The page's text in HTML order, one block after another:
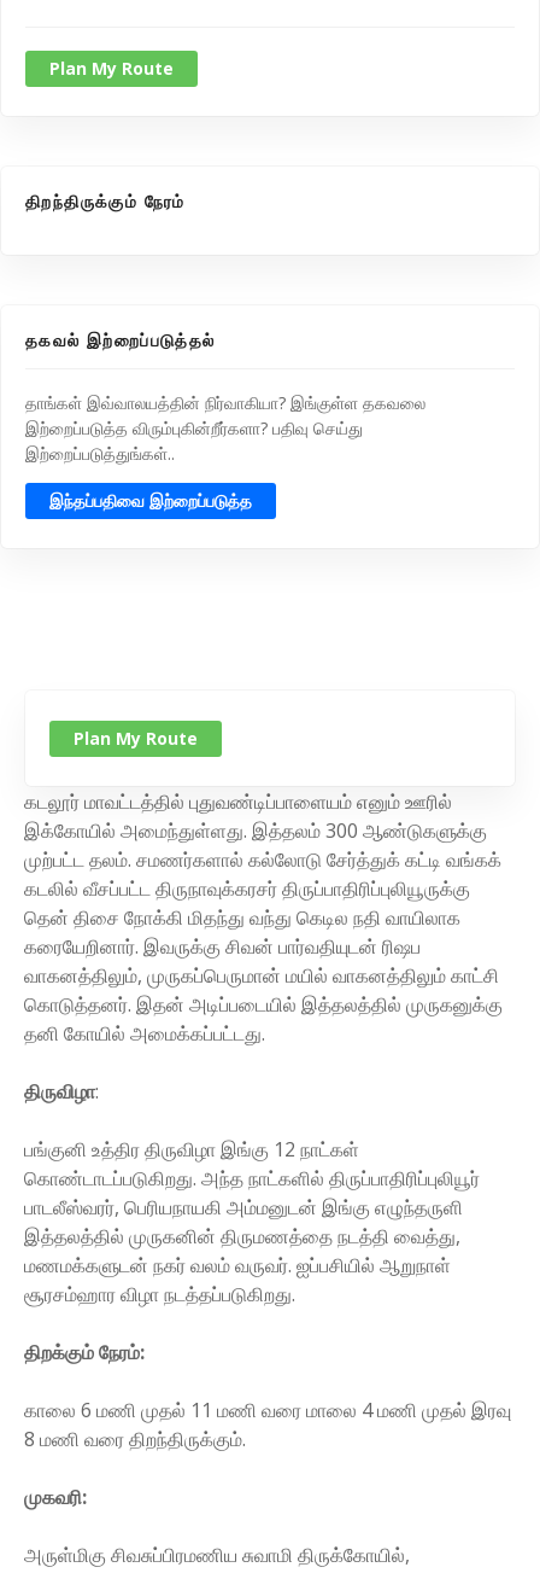
Plan My Route
திறந்திருக்கும் நேரம்
தகவல் இற்றைப்படுத்தல்
தாங்கள் இவ்வாலயத்தின் நிர்வாகியா? இங்குள்ள தகவலை
இற்றைப்படுத்த விரும்புகின்றீர்களா? பதிவு செய்து
இற்றைப்படுத்துங்கள்..
இந்தப்பதிவை இற்றைப்படுத்த
Plan My Route
கடலூர் மாவட்டத்தில் புதுவண்டிப்பாளையம் எனும் ஊரில்
இக்கோயில் அமைந்துள்ளது. இத்தலம் 300 ஆண்டுகளுக்கு
முற்பட்ட தலம். சமணர்களால் கல்லோடு சேர்த்துக் கட்டி வங்கக்
கடலில் வீசப்பட்ட திருநாவுக்கரசர் திருப்பாதிரிப்புலியூருக்கு
தென் திசை நோக்கி மிதந்து வந்து கெடில நதி வாயிலாக
கரையேறினார். இவருக்கு சிவன் பார்வதியுடன் ரிஷப
வாகனத்திலும், முருகப்பெருமான் மயில் வாகனத்திலும் காட்சி
கொடுத்தனர். இதன் அடிப்படையில் இத்தலத்தில் முருகனுக்கு
தனி கோயில் அமைக்கப்பட்டது.
திருவிழா:
பங்குனி உத்திர திருவிழா இங்கு 12 நாட்கள்
கொண்டாடப்படுகிறது. அந்த நாட்களில் திருப்பாதிரிப்புலியூர்
பாடலீஸ்வரர், பெரியநாயகி அம்மனுடன் இங்கு எழுந்தருளி
இத்தலத்தில் முருகனின் திருமணத்தை நடத்தி வைத்து,
மணமக்களுடன் நகர் வலம் வருவர். ஐப்பசியில் ஆறுநாள்
சூரசம்ஹார விழா நடத்தப்படுகிறது.
திறக்கும் நேரம்:
காலை 6 மணி முதல் 11 மணி வரை மாலை 4 மணி முதல் இரவு
8 மணி வரை திறந்திருக்கும்.
முகவரி:
அருள்மிகு சிவசுப்பிரமணிய சுவாமி திருக்கோயில்,